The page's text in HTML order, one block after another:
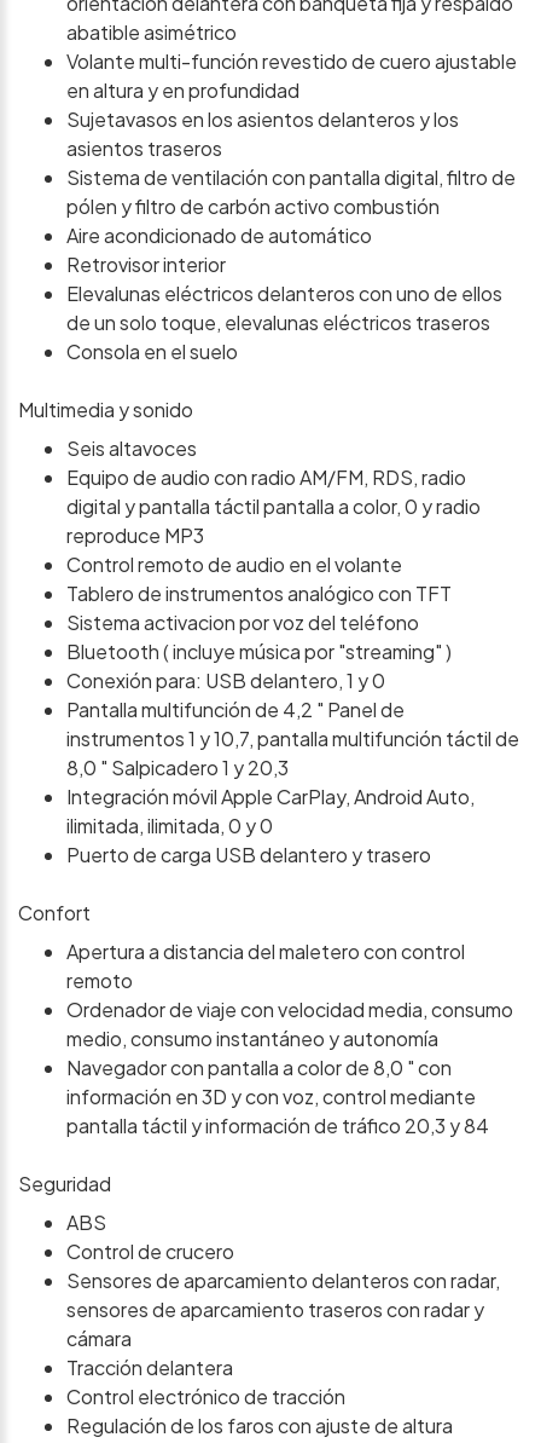
abatible asimétrico
Volante multi-función revestido de cuero ajustable
en altura y en profundidad
Sujetavasos en los asientos delanteros y los
asientos traseros
Sistema de ventilación con pantalla digital, filtro de
pólen y filtro de carbón activo combustión
Aire acondicionado de automático
Retrovisor interior
Elevalunas eléctricos delanteros con uno de ellos
de un solo toque, elevalunas eléctricos traseros
Consola en el suelo
Multimedia y sonido
Seis altavoces
Equipo de audio con radio AM/FM, RDS, radio
digital y pantalla táctil pantalla a color, 0 y radio
reproduce MP3
Control remoto de audio en el volante
Tablero de instrumentos analógico con TFT
Sistema activacion por voz del teléfono
Bluetooth ( incluye música por "streaming" )
Conexión para: USB delantero, 1 y 0
Pantalla multifunción de 4,2 " Panel de
instrumentos 1 y 10,7, pantalla multifunción táctil de
8,0 " Salpicadero 1 y 20,3
Integración móvil Apple CarPlay, Android Auto,
ilimitada, ilimitada, 0 y 0
Puerto de carga USB delantero y trasero
Confort
Apertura a distancia del maletero con control
remoto
Ordenador de viaje con velocidad media, consumo
medio, consumo instantáneo y autonomía
Navegador con pantalla a color de 8,0 " con
información en 3D y con voz, control mediante
pantalla táctil y información de tráfico 20,3 y 84
Seguridad
ABS
Control de crucero
Sensores de aparcamiento delanteros con radar,
sensores de aparcamiento traseros con radar y
cámara
Tracción delantera
Control electrónico de tracción
Regulación de los faros con ajuste de altura